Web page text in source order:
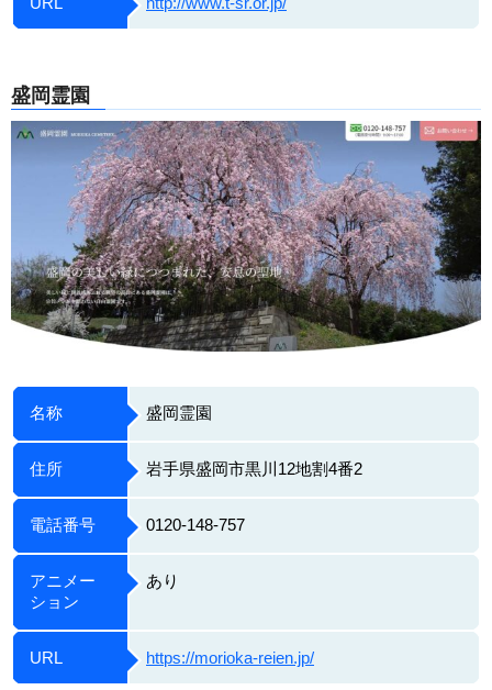
盛岡霊園
名称 盛岡霊園
住所 岩手県盛岡市黒川12地割4番2
電話番号 0120-148-757
アニメー
ション
あり
URL https://morioka-reien.jp/